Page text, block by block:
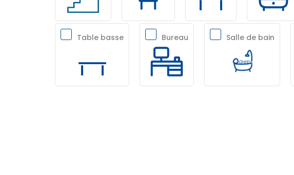
Table basse Bureau Salle de bain